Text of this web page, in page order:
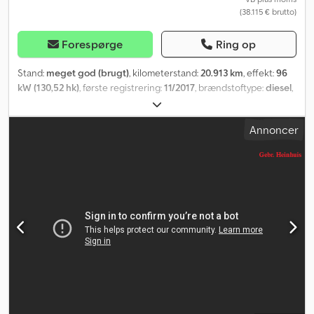
(38.115 € brutto)
Forespørge Ring op
Stand: meget god (brugt), kilometerstand: 20.913 km, effekt:96
kW (130,52 hk) , første registrering:11/2017 , brændstoftype:diesel
, geartype:
emissionsklasse:Euro 6, Produktionsår:2017, driftstimer:2.402 h,
Arbejdslygte bag - Arbejdslygte for - Lukket kabine - Varme - PTO
Akselbelastning: 1: 1750 kg. 2: 2200 kg. 3 siddepladser. Radio/CD.
Elektriske vinduer. Akselafstand: 2850 mm. Euro 6 (AdBlue). Dæk:
195/70R15 (80 % dækmønster). Cjdpfxezp Il Rs Aizeha Multitel
Annoncer